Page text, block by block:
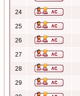
24
25
26
27
28
29